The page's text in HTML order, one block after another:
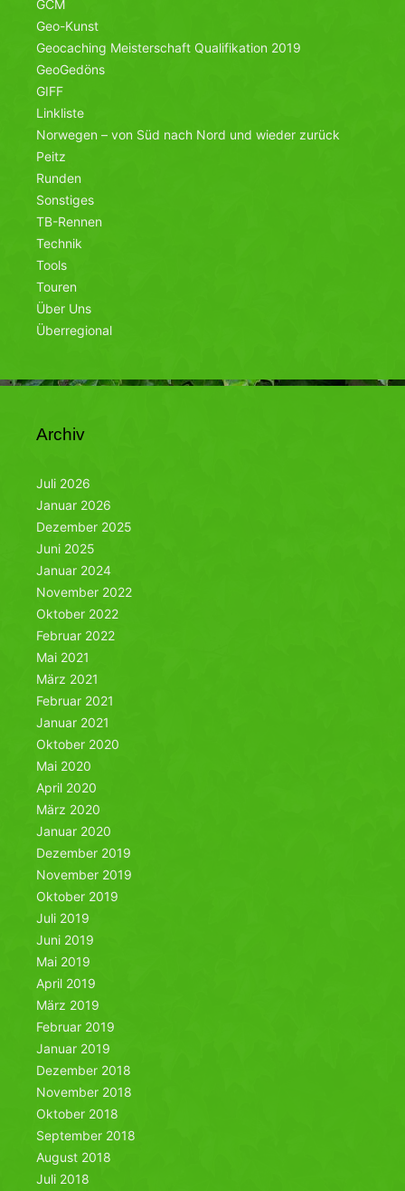
GCM
Geo-Kunst
Geocaching Meisterschaft Qualifikation 2019
GeoGedöns
GIFF
Linkliste
Norwegen – von Süd nach Nord und wieder zurück
Peitz
Runden
Sonstiges
TB-Rennen
Technik
Tools
Touren
Über Uns
Überregional
Archiv
Juli 2026
Januar 2026
Dezember 2025
Juni 2025
Januar 2024
November 2022
Oktober 2022
Februar 2022
Mai 2021
März 2021
Februar 2021
Januar 2021
Oktober 2020
Mai 2020
April 2020
März 2020
Januar 2020
Dezember 2019
November 2019
Oktober 2019
Juli 2019
Juni 2019
Mai 2019
April 2019
März 2019
Februar 2019
Januar 2019
Dezember 2018
November 2018
Oktober 2018
September 2018
August 2018
Juli 2018